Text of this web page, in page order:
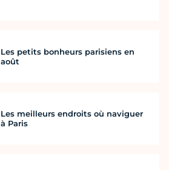
Les petits bonheurs parisiens en
août
Les meilleurs endroits où naviguer
à Paris